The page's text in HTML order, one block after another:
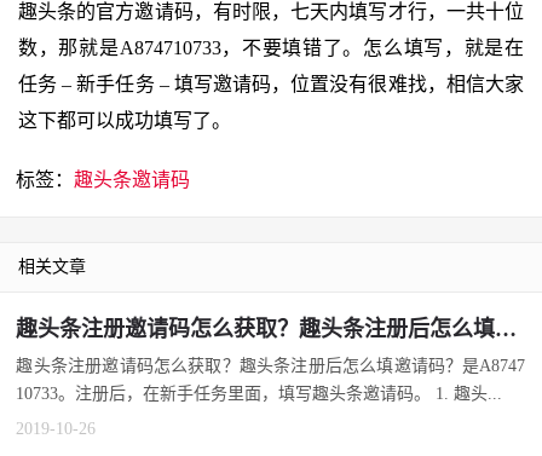
趣头条的官方邀请码，有时限，七天内填写才行，一共十位
数，那就是A874710733，不要填错了。怎么填写，就是在
任务 – 新手任务 – 填写邀请码，位置没有很难找，相信大家
这下都可以成功填写了。
标签：趣头条邀请码
相关文章
趣头条注册邀请码怎么获取？趣头条注册后怎么填邀请码？
趣头条注册邀请码怎么获取？趣头条注册后怎么填邀请码？是A8747
10733。注册后，在新手任务里面，填写趣头条邀请码。 1. 趣头...
2019-10-26